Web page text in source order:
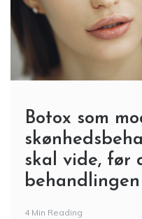
Botox som
skal vide, før
behandlingen
4 Min Reading